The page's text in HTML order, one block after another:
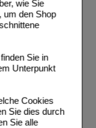
wie Sie
um den Shop
Sie in
Unterpunkt
Cookies
Sie dies durch
Sie alle